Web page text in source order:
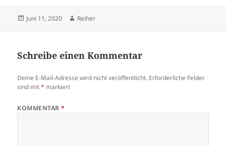
Veröffentlicht
Juni 11, 2020 Autor
Reiher
Schreibe einen Kommentar
Deine E-Mail-Adresse wird nicht veröffentlicht. Erforderliche Felder
sind mit* markiert
KOMMENTAR*